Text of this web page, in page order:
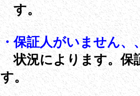
す。
・保証人がいません、
状況によります。保
す。